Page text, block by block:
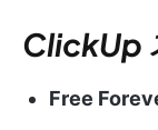
ClickUp
Free